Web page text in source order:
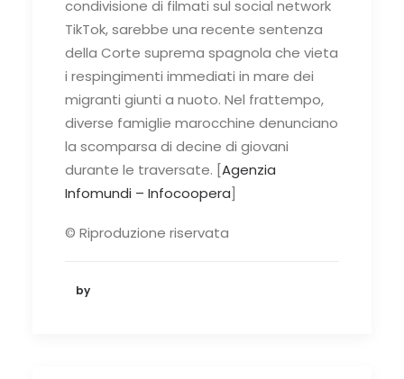
condivisione di filmati sul social network
TikTok, sarebbe una recente sentenza
della Corte suprema spagnola che vieta
i respingimenti immediati in mare dei
migranti giunti a nuoto. Nel frattempo,
diverse famiglie marocchine denunciano
la scomparsa di decine di giovani
durante le traversate. [Agenzia
Infomundi – Infocoopera]
© Riproduzione riservata
by